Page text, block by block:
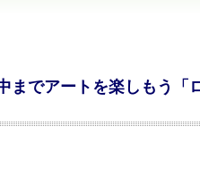
でアートを楽しもう「